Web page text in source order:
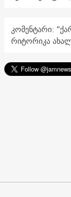
კომენტარი:
რიტორიკა